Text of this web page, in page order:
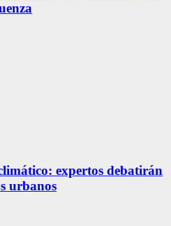
expertos debatirán
urbanos